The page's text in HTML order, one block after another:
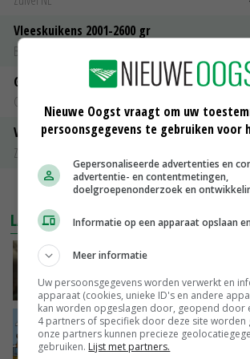
Vleeskuikens 2001-2600 gr
Barneveld
Gerst
Groningen
Volle melkpoeder
Zuivel NL
MEER MARKTPRIJZEN
LAATSTE NIEUWS
‘Samenwerking A-ware en
GISTEREN, 16:01
Internationale vraag naar
groot: Nederland in
GISTEREN, 15:33
Nieuwe Oogst vraagt om uw
persoonsgegevens te gebruiken voor
Gepersonaliseerde advertenties en
advertentie- en contentmetingen,
doelgroepenonderzoek en
Informatie op een apparaat opslaan
Meer informatie
Uw persoonsgegevens worden verwerkt en
apparaat (cookies, unieke ID's en andere
kan worden opgeslagen door, geopend door
4 partners of specifiek door deze site worden
onze partners kunnen precieze
gebruiken. Lijst met partners.